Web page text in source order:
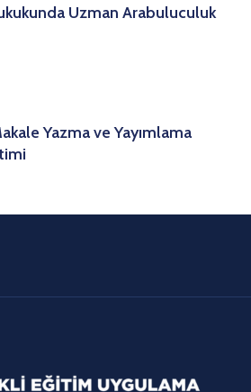
Uzman Arabuluculuk
Yazma ve Yayımlama